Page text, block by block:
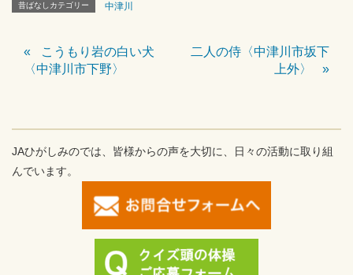
昔ばなしカテゴリー 中津川
こうもり岩の白い犬
〈中津川市下野〉
二人の侍〈中津川市坂下
上外〉
JAひがしみのでは、皆様からの声を大切に、日々の活動に取り組
んでいます。